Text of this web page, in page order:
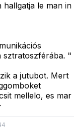
le man in
sztratoszférába. "
a jutubot. Mert
mellelo, es mar